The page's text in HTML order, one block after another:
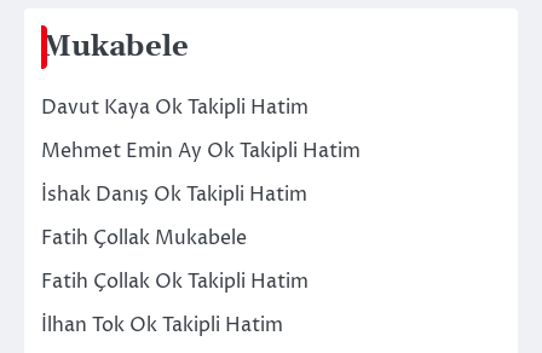
Mukabele
Davut Kaya Ok Takipli Hatim
Mehmet Emin Ay Ok Takipli Hatim
İshak Danış Ok Takipli Hatim
Fatih Çollak Mukabele
Fatih Çollak Ok Takipli Hatim
İlhan Tok Ok Takipli Hatim